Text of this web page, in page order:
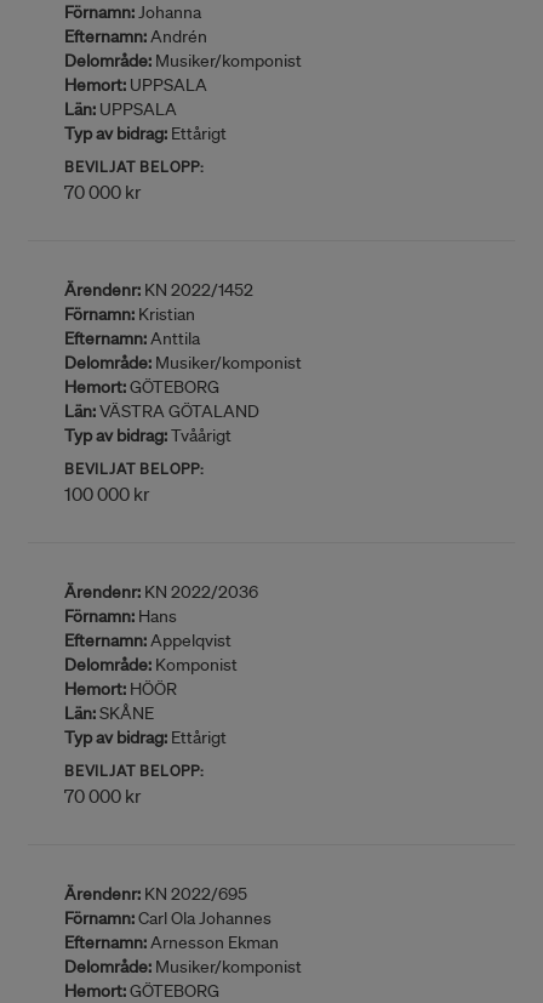
Förnamn:Johanna
Efternamn:Andrén
Delområde: Musiker/komponist
Hemort: UPPSALA
Län: UPPSALA
Typ av bidrag: Ettårigt
BEVILJAT BELOPP:
70 000 kr
Ärendenr: KN 2022/1452
Förnamn: Kristian
Efternamn:Anttila
Delområde: Musiker/komponist
Hemort:GÖTEBORG
Län:VÄSTRA GÖTALAND
Typ av bidrag:Tvåårigt
BEVILJAT BELOPP:
100 000 kr
Ärendenr: KN 2022/2036
Förnamn: Hans
Efternamn:Appelqvist
Delområde: Komponist
Hemort: HÖÖR
Län:SKÅNE
Typ av bidrag: Ettårigt
BEVILJAT BELOPP:
70 000 kr
Ärendenr: KN 2022/695
Förnamn:Carl Ola Johannes
Efternamn:Arnesson Ekman
Delområde: Musiker/komponist
Hemort:GÖTEBORG